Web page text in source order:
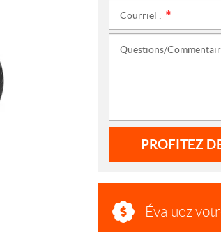
Courriel :
Questions/
PROFITEZ
Évaluez